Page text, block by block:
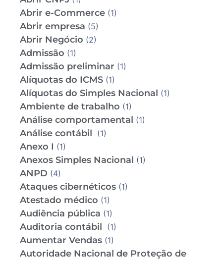
Abrir e-Commerce (1)
Abrir empresa (5)
Abrir Negócio (2)
Admissão (1)
Admissão preliminar (1)
Alíquotas do ICMS (1)
Alíquotas do Simples Nacional (1)
Ambiente de trabalho (1)
Análise comportamental (1)
Análise contábil (1)
Anexo I (1)
Anexos Simples Nacional (1)
ANPD (4)
Ataques cibernéticos (1)
Atestado médico (1)
Audiência pública (1)
Auditoria contábil (1)
Aumentar Vendas (1)
Autoridade Nacional de Proteção de